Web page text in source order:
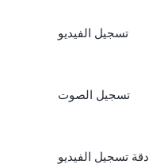
تسجيل الفيديو
تسجيل الصوت
دقة تسجيل الفيديو